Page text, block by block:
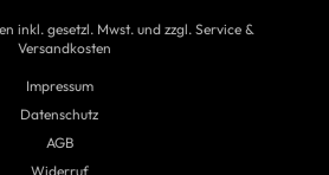
inkl. gesetzl. Mwst. und zzgl. Service &
Versandkosten
Impressum
Datenschutz
AGB
Widerruf